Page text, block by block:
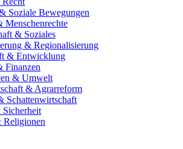
Soziale Bewegungen
Menschenrechte
& Soziales
& Regionalisierung
& Entwicklung
Finanzen
& Umwelt
& Agrarreform
Schattenwirtschaft